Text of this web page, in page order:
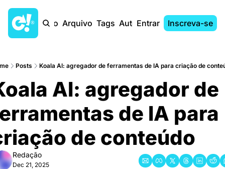
Início Arquivo Tags AutoresEntrar Inscreva-se
Posts Koala AI: agregador de ferramentas de IA para criação de
AI: agregador de
de IA para
de conteúdo
Redação
Dec 21, 2025